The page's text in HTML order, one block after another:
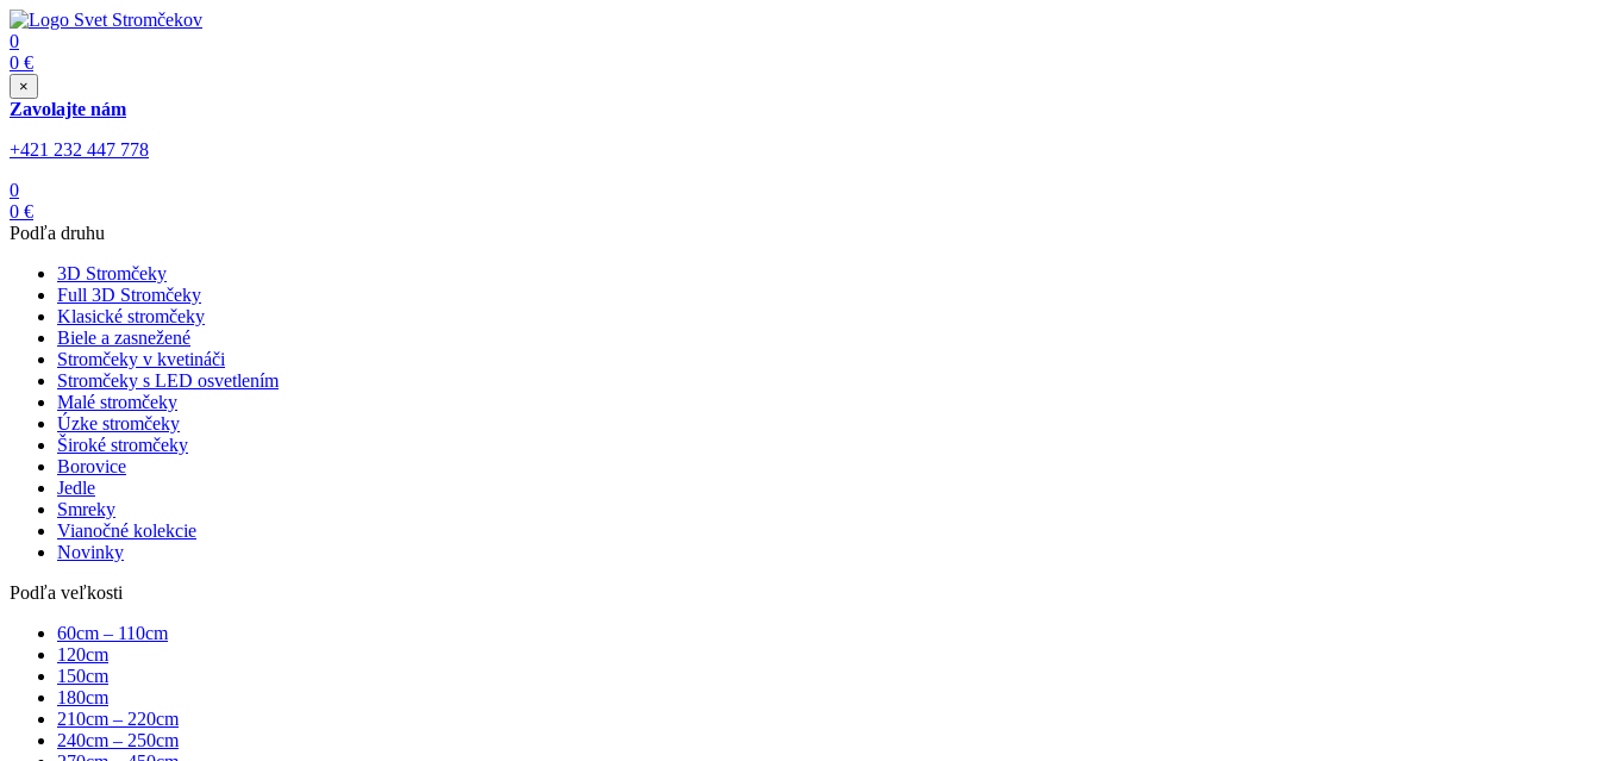
0
0 €
×
Zavolajte nám
+421 232 447 778
0
0 €
Podľa druhu
3D Stromčeky
Full 3D Stromčeky
Klasické stromčeky
Biele a zasnežené
Stromčeky v kvetináči
Stromčeky s LED osvetlením
Malé stromčeky
Úzke stromčeky
Široké stromčeky
Borovice
Jedle
Smreky
Vianočné kolekcie
Novinky
Podľa veľkosti
60cm – 110cm
120cm
150cm
180cm
210cm – 220cm
240cm – 250cm